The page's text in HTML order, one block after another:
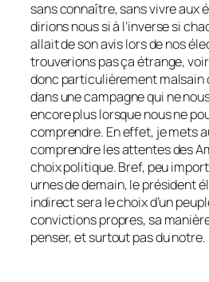
sans connaître, sans vivre aux
dirions nous si à l’inverse si
allait de son avis lors de nos
trouverions pas ça étrange,
donc particulièrement malsain
dans une campagne qui ne
encore plus lorsque nous ne
comprendre. En effet, je mets
comprendre les attentes des
choix politique. Bref, peu
urnes de demain, le président
indirect sera le choix d’un
convictions propres, sa
penser, et surtout pas du notre.